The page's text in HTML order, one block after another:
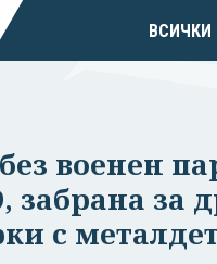
ВСИЧКИ
военен
забрана за
с